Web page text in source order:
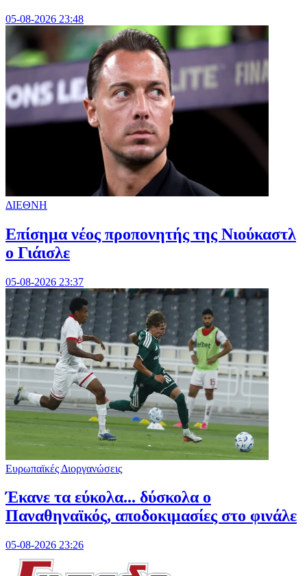
05-08-2026 23:48
ΔΙΕΘΝΗ
Επίσημα νέος προπονητής της Νιούκαστλ
ο Γιάισλε
05-08-2026 23:37
Ευρωπαϊκές Διοργανώσεις
Έκανε τα εύκολα... δύσκολα ο
Παναθηναϊκός, αποδοκιμασίες στο φινάλε
05-08-2026 23:26